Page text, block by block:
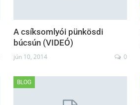
A csíksomlyói pünkösdi
búcsún (VIDEÓ)
jún 10, 2014 0
BLOG